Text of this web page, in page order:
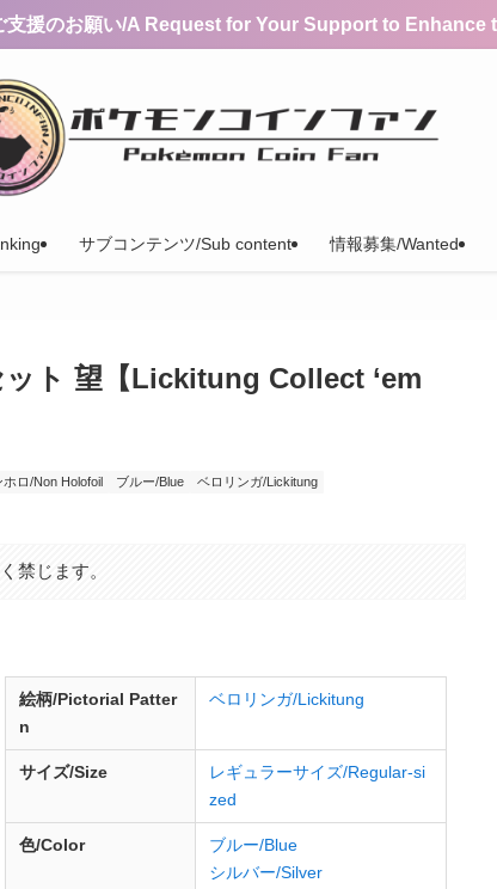
支援のお願い/A Request for Your Support to Enhance
サブコンテンツ/Sub content 情報募集/Wanted
ト 望【Lickitung Collect ‘em
ホロ/Non Holofoil ブルー/Blue
ベロリンガ/Lickitung
禁じます。
絵柄/Pictorial Patter
n
ベロリンガ/Lickitung
サイズ/Size
レギュラーサイズ/Regular-si
zed
色/Color
ブルー/Blue
シルバー/Silver